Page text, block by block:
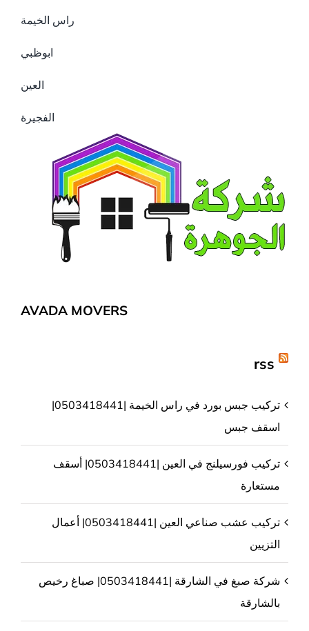
راس الخيمة
ابوظبي
العين
الفجيرة
AVADA MOVERS
rss
تركيب جبس بورد في راس الخيمة |0503418441|
اسقف جبس
تركيب فورسيلنج في العين |0503418441| أسقف
مستعارة
تركيب عشب صناعي العين |0503418441| أعمال
التزيين
شركة صبغ في الشارقة |0503418441| صباغ رخيص
بالشارقة